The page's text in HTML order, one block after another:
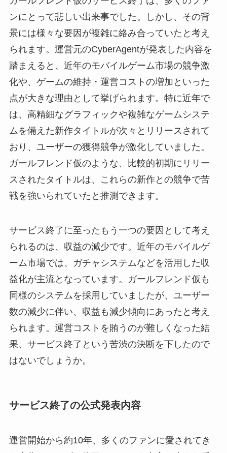
ンにとって悲しい出来事でした。しかし、その背
景には様々な要因が複雑に絡み合っていたと考え
られます。運営元のCyberAgentが発表した内容を
踏まえると、近年のモバイルゲーム市場の競争激
化や、ゲームの維持・運営コストの増加といった
点が大きな理由として挙げられます。特に近年で
は、高精細なグラフィックや複雑なゲームシステ
ムを備えた新作タイトルが次々とリリースされて
おり、ユーザーの獲得競争が激化していました。
ガールフレンド仮のような、比較的初期にリリー
スされたタイトルは、これらの新作との競争で苦
戦を強いられていたと推測できます。
サービス終了に至ったもう一つの要因として考え
られるのは、収益の減少です。近年のモバイルゲ
ーム市場では、ガチャシステムなどを活用した収
益化が主流となっています。ガールフレンド仮も
同様のシステムを採用していましたが、ユーザー
数の減少に伴い、収益も減少傾向にあったと考え
られます。運営コストを賄うのが難しくなった結
果、サービス終了という苦渋の決断を下したので
はないでしょうか。
サービス終了の公式発表内容
運営開始から約10年、多くのファンに愛されてき